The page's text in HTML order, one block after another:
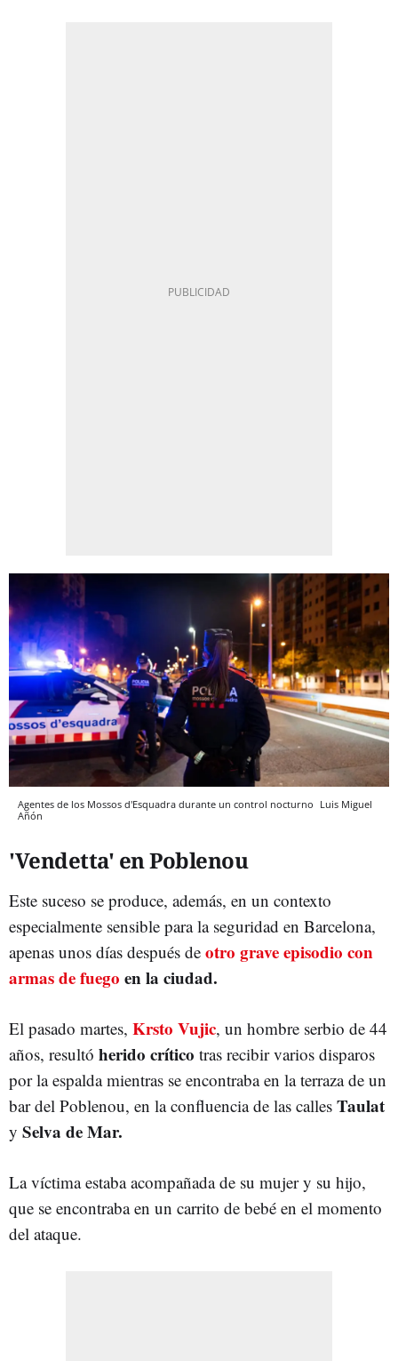
Agentes de los Mossos d'Esquadra durante un control nocturno Luis Miguel
Añón
'Vendetta' en Poblenou
Este suceso se produce, además, en un contexto
especialmente sensible para la seguridad en Barcelona,
apenas unos días después de otro grave episodio con
armas de fuego en la ciudad.
El pasado martes, Krsto Vujic, un hombre serbio de 44
años, resultó herido crítico tras recibir varios disparos
por la espalda mientras se encontraba en la terraza de un
bar del Poblenou, en la confluencia de las calles Taulat
y Selva de Mar.
La víctima estaba acompañada de su mujer y su hijo,
que se encontraba en un carrito de bebé en el momento
del ataque.